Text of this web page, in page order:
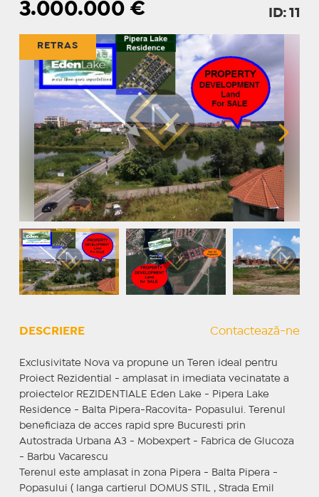
3.000.000 € ID: 11
RETRAS
DESCRIERE Contactează-ne
Exclusivitate Nova va propune un Teren ideal pentru
Proiect Rezidential - amplasat in imediata vecinatate a
proiectelor REZIDENTIALE Eden Lake - Pipera Lake
Residence - Balta Pipera-Racovita- Popasului. Terenul
beneficiaza de acces rapid spre Bucuresti prin
Autostrada Urbana A3 - Mobexpert - Fabrica de Glucoza
- Barbu Vacarescu
Terenul este amplasat in zona Pipera - Balta Pipera -
Popasului ( langa cartierul DOMUS STIL , Strada Emil